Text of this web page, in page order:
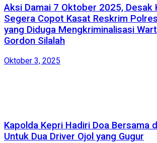
Aksi Damai 7 Oktober 2025, Desak
Segera Copot Kasat Reskrim
yang Diduga Mengkriminalisasi
Gordon Silalah
Oktober 3, 2025
Kapolda Kepri Hadiri Doa Bersama
Untuk Dua Driver Ojol yang Gugur